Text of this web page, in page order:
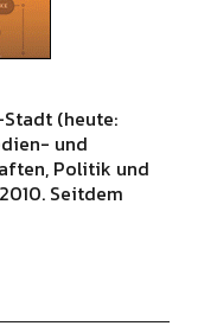
(heute:
und
Politik und
Seitdem